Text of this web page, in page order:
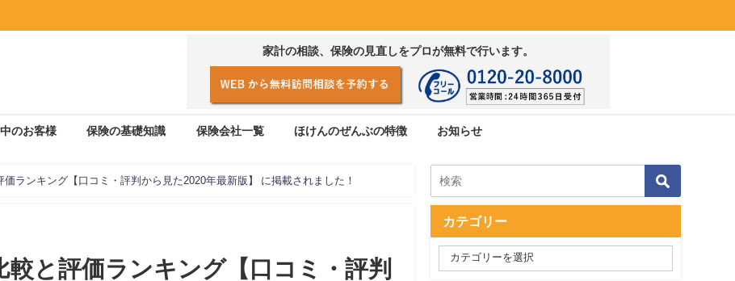
家計の相談、保険の見直しをプロが無料で行います。
のお客様 保険の基礎知識 保険会社一覧 ほけんのぜんぶの特徴 お知らせ
ランキング【口コミ・評判から見た2020年最新版】 に掲載されました！
と評価ランキング【口コミ・評判
カテゴリー